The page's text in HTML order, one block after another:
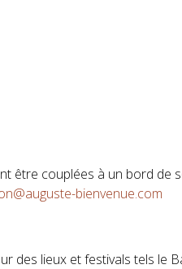
être couplées à un bord
bienvenue.com
lieux et festivals tels le